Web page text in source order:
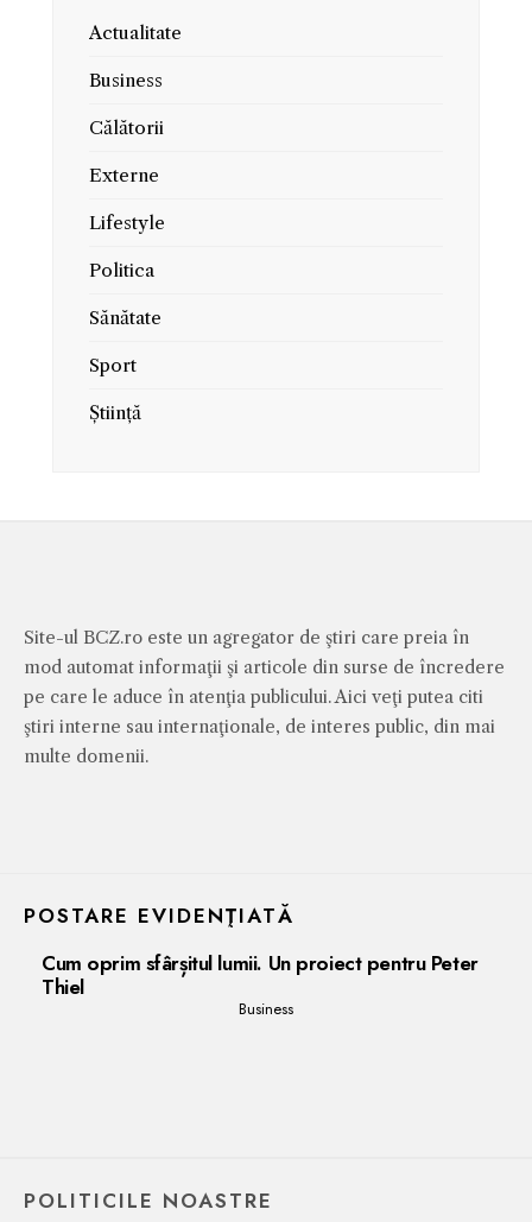
Actualitate
Business
Călătorii
Externe
Lifestyle
Politica
Sănătate
Sport
Știință
Site-ul BCZ.ro este un agregator de ştiri care preia în
mod automat informaţii şi articole din surse de încredere
pe care le aduce în atenţia publicului. Aici veţi putea citi
ştiri interne sau internaţionale, de interes public, din mai
multe domenii.
POSTARE EVIDENŢIATĂ
Cum oprim sfârșitul lumii. Un proiect pentru Peter
Thiel
Business
POLITICILE NOASTRE